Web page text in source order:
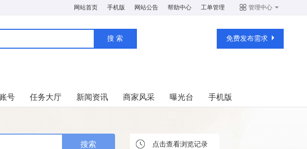
网站首页 手机版 网站公告 帮助中心 工单管理 管理中心
免费发布需求
号 任务大厅 新闻资讯 商家风采 曝光台 手机版
点击查看浏览记录